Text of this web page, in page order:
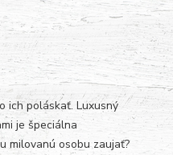
ich poláskať. Luxusný
je špeciálna
milovanú osobu zaujať?